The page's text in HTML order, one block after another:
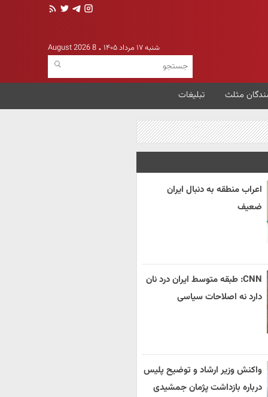
شنبه ۱۷ مرداد ۱۴۰۵ 8 August 2026
مثلث تبلیغات
اعراب منطقه به دنبال ایران
ضعیف
CNN: طبقه متوسط ایران درد نان
دارد نه اصلاحات سیاسی
واکنش وزیر ارشاد و توضیح پلیس
درباره بازداشت پژمان جمشیدی